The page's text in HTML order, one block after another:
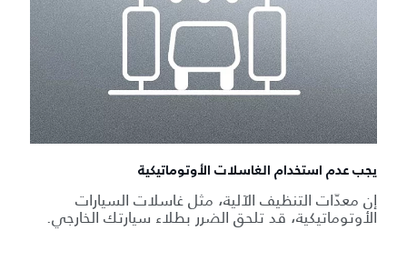
يجب عدم استخدام الغاسلات الأوتوماتيكية
إن معدّات التنظيف الآلية، مثل غاسلات السيارات
الأوتوماتيكية، قد تلحق الضرر بطلاء سيارتك الخارجي.